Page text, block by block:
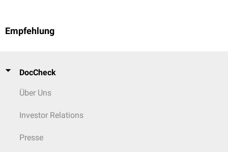
Empfehlung
DocCheck
Über Uns
Investor Relations
Presse